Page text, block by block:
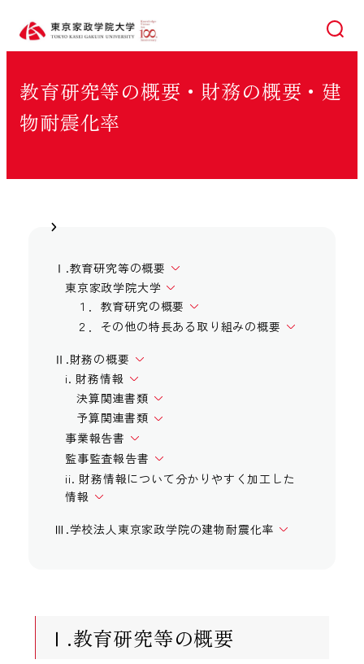
検索
教育研究等の概要・財務の概要・建
物耐震化率
Ⅰ.教育研究等の概要
東京家政学院大学
１．教育研究の概要
２．その他の特長ある取り組みの概要
Ⅱ.財務の概要
i. 財務情報
決算関連書類
予算関連書類
事業報告書
監事監査報告書
ii. 財務情報について分かりやすく加工した
情報
Ⅲ.学校法人東京家政学院の建物耐震化率
Ⅰ.教育研究等の概要